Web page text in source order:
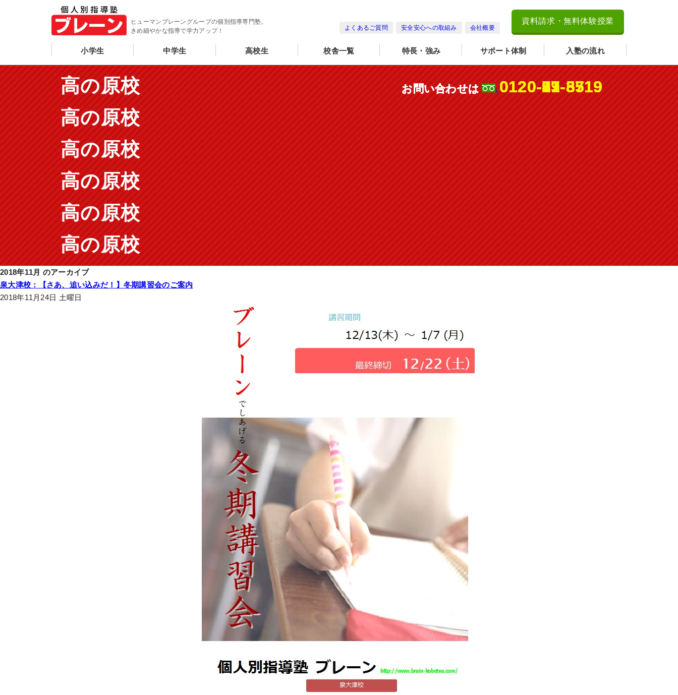
ヒューマンブレーングループの個別指導専門塾。
きめ細やかな指導で学力アップ！
よくあるご質問 安全安心への取組み 会社概要
資料請求・無料体験授業
小学生 中学生 高校生 校舎一覧 特長・強み サポート体制 入塾の流れ
高の原校 お問い合わせは 0120-27-8719
高の原校
お問い合わせは 0120-07-5519
高の原校
お問い合わせは 0120-19-3719
高の原校
お問い合わせは 0120-81-3719
高の原校
お問い合わせは 0120-81-3719
高の原校
お問い合わせは 0120-73-8519
2018年11月 のアーカイブ
泉大津校：【さあ、追い込みだ！】冬期講習会のご案内
2018年11月24日 土曜日